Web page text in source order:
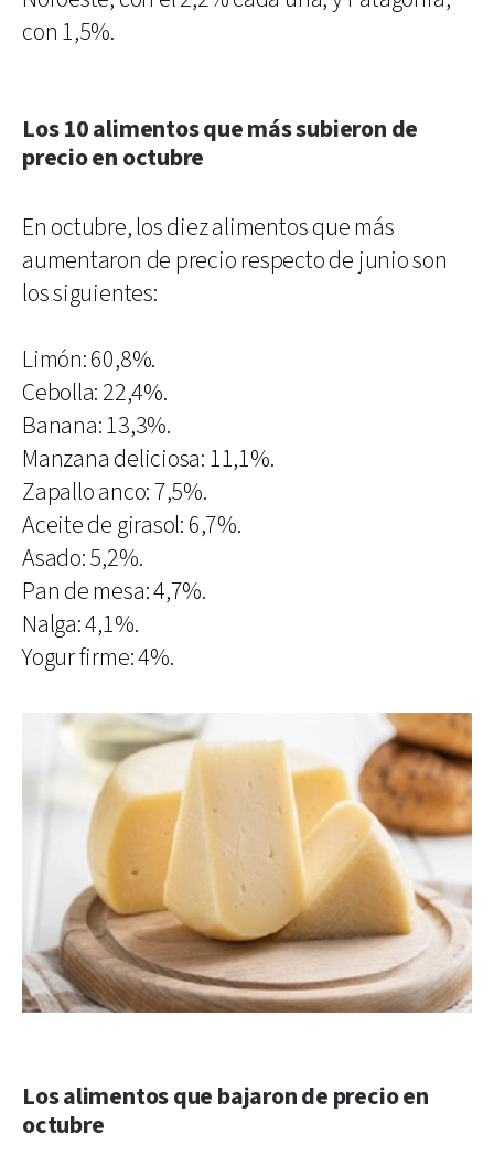
con 1,5%.
Los 10 alimentos que más subieron de
precio en octubre
En octubre, los diez alimentos que más
aumentaron de precio respecto de junio son
los siguientes:
Limón: 60,8%.
Cebolla: 22,4%.
Banana: 13,3%.
Manzana deliciosa: 11,1%.
Zapallo anco: 7,5%.
Aceite de girasol: 6,7%.
Asado: 5,2%.
Pan de mesa: 4,7%.
Nalga: 4,1%.
Yogur firme: 4%.
Los alimentos que bajaron de precio en
octubre